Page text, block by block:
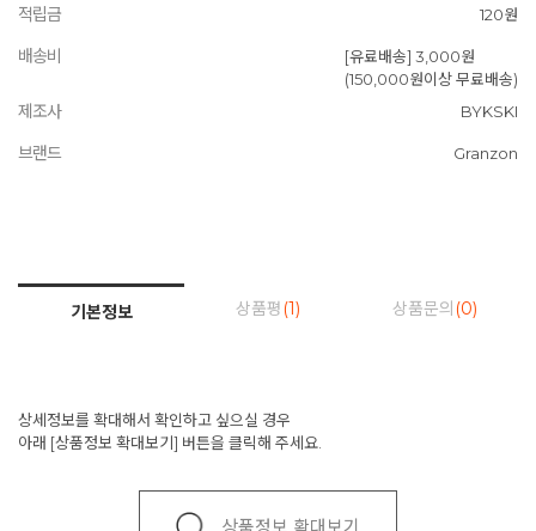
적립금 120원
배송비
[유료배송] 3,000원
(150,000원이상 무료배송)
제조사 BYKSKI
브랜드 Granzon
기본정보 상품평 (1) 상품문의 (0)
상세정보를 확대해서 확인하고 싶으실 경우
아래 [상품정보 확대보기] 버튼을 클릭해 주세요.
상품정보 확대보기